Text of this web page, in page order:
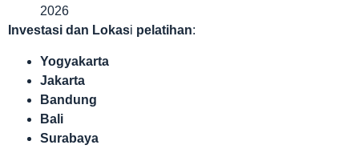
2026
Investasi dan Lokasi pelatihan:
Yogyakarta
Jakarta
Bandung
Bali
Surabaya